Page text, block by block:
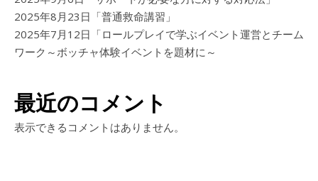
2025年8月23日「普通救命講習」
2025年7月12日「ロールプレイで学ぶイベント運営とチーム
ワーク～ボッチャ体験イベントを題材に～
最近のコメント
表示できるコメントはありません。